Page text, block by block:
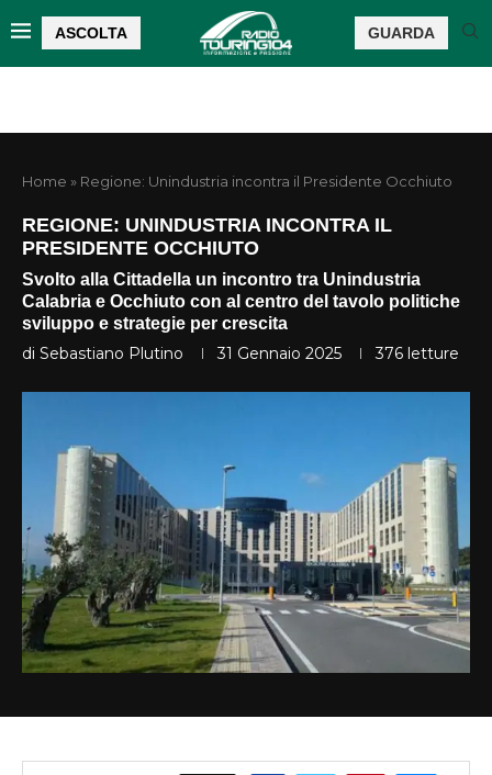
ASCOLTA GUARDA
Home » Regione: Unindustria incontra il Presidente Occhiuto
REGIONE: UNINDUSTRIA INCONTRA IL
PRESIDENTE OCCHIUTO
Svolto alla Cittadella un incontro tra Unindustria
Calabria e Occhiuto con al centro del tavolo politiche
sviluppo e strategie per crescita
di Sebastiano Plutino 31 Gennaio 2025 376 letture